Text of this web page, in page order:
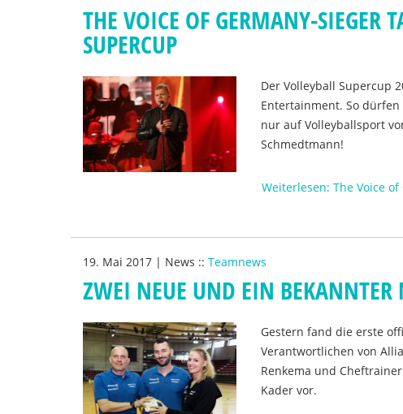
THE VOICE OF GERMANY-SIEGER
SUPERCUP
Der Volleyball Supercup
Entertainment. So
nur auf Volleyballsport
Schmedtmann!
Weiterlesen: The Voice
19. Mai 2017 | News :: Teamnews
ZWEI NEUE UND EIN BEKANNTER
Gestern fand die erste
Verantwortlichen von
Renkema und
Kader vor.